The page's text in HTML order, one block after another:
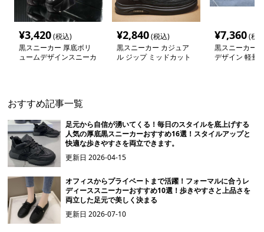
¥3,420(税込)
黒スニーカー 厚底ボリ
ュームデザインスニーカ
¥2,840(税込)
黒スニーカー カジュア
ル ジップ ミッドカット
¥7,360(税
黒スニーカー
デザイン 軽量
おすすめ記事一覧
足元から自信が湧いてくる！毎日のスタイルを底上げする
人気の厚底黒スニーカーおすすめ16選！スタイルアップと
快適な歩きやすさを両立できます。
更新日2026-04-15
オフィスからプライベートまで活躍！フォーマルに合うレ
ディーススニーカーおすすめ10選！歩きやすさと上品さを
両立した足元で美しく決まる
更新日2026-07-10